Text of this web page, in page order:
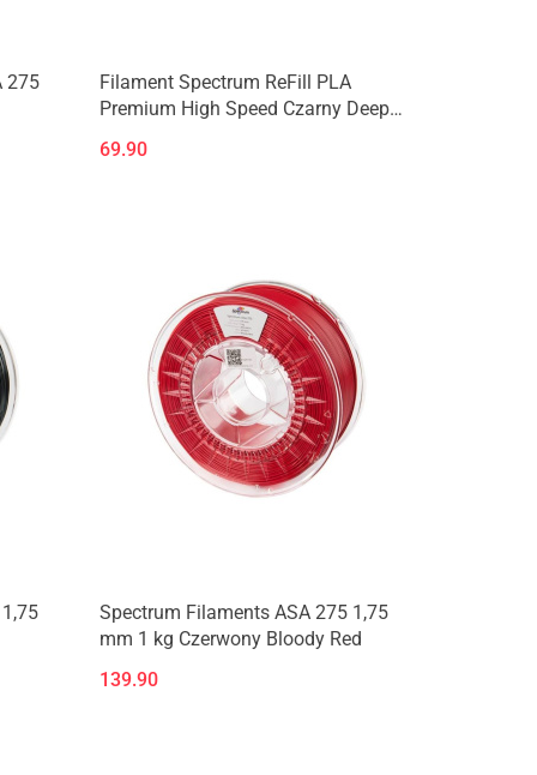
275
Filament Spectrum ReFill PLA
Premium High Speed Czarny Deep
69.90
Produkt niedostępny
Spectrum Filaments ASA 275 1,75
mm 1 kg Czerwony Bloody Red
139.90